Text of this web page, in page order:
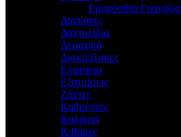
Εμπρόσθια Γρανάζια
Δαγκάνες
Δαχτυλίδια
Δεματικά
Δισκόπλακες
Ελατήρια
Εξατμίσεις
Ζάντες
Καθρέπτες
Καλάμια
Κιθάρες